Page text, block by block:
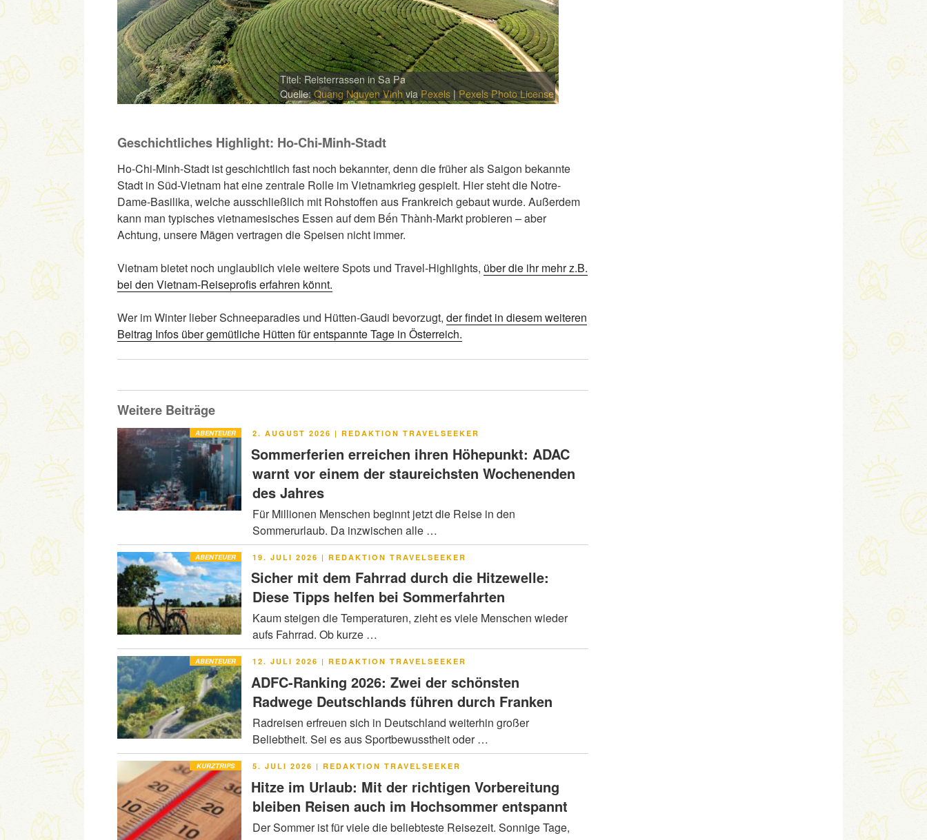
Titel: Reisterrassen in Sa Pa
Quelle:Quang Nguyen VinhviaPexels|Pexels Photo License
Geschichtliches Highlight: Ho-Chi-Minh-Stadt
Ho-Chi-Minh-Stadt ist geschichtlich fast noch bekannter, denn die früher als Saigon bekannte
Stadt in Süd-Vietnam hat eine zentrale Rolle im Vietnamkrieg gespielt. Hier steht die Notre-
Dame-Basilika, welche ausschließlich mit Rohstoffen aus Frankreich gebaut wurde. Außerdem
kann man typisches vietnamesisches Essen auf dem Bến Thành-Markt probieren – aber
Achtung, unsere Mägen vertragen die Speisen nicht immer.
Vietnam bietet noch unglaublich viele weitere Spots und Travel-Highlights, über die ihr mehr z.B.
bei den Vietnam-Reiseprofis erfahren könnt.
Wer im Winter lieber Schneeparadies und Hütten-Gaudi bevorzugt, der findet in diesem weiteren
Beitrag Infos über gemütliche Hütten für entspannte Tage in Österreich.
Weitere Beiträge
ABENTEUER
VERÖFFENTLICHT
2. AUGUST 2026 | REDAKTION TRAVELSEEKER
Sommerferien erreichen ihren Höhepunkt: ADAC
warnt vor einem der staureichsten Wochenenden
des Jahres
Für Millionen Menschen beginnt jetzt die Reise in den
Sommerurlaub. Da inzwischen alle …
ABENTEUER
VERÖFFENTLICHT
19. JULI 2026 | REDAKTION TRAVELSEEKER
Sicher mit dem Fahrrad durch die Hitzewelle:
Diese Tipps helfen bei Sommerfahrten
Kaum steigen die Temperaturen, zieht es viele Menschen wieder
aufs Fahrrad. Ob kurze …
ABENTEUER
VERÖFFENTLICHT
12. JULI 2026 | REDAKTION TRAVELSEEKER
ADFC-Ranking 2026: Zwei der schönsten
Radwege Deutschlands führen durch Franken
Radreisen erfreuen sich in Deutschland weiterhin großer
Beliebtheit. Sei es aus Sportbewusstheit oder …
KURZTRIPS
VERÖFFENTLICHT
5. JULI 2026 | REDAKTION TRAVELSEEKER
Hitze im Urlaub: Mit der richtigen Vorbereitung
bleiben Reisen auch im Hochsommer entspannt
Der Sommer ist für viele die beliebteste Reisezeit. Sonnige Tage,